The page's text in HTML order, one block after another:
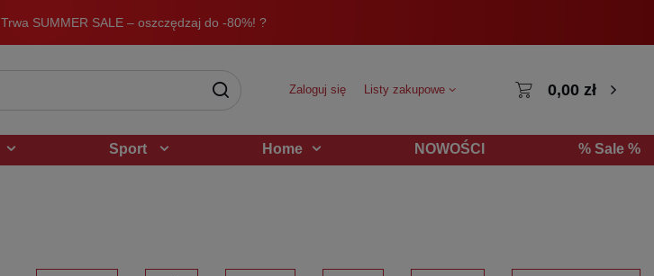
Trwa SUMMER SALE – oszczędzaj do -80%! ?
Zaloguj się Listy zakupowe 0,00 zł
Sport Home NOWOŚCI % Sale %